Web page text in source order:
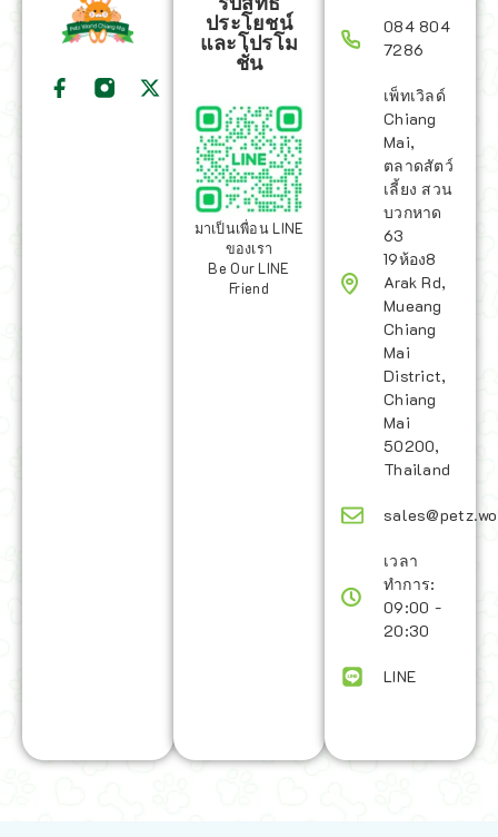
ประโยชน์
และโปรโม
ชั่น
มาเป็นเพื่อน LINE
ของเรา
Be Our LINE
Friend
084 804
7286
เพ็ทเวิลด์
Chiang
Mai,
ตลาดสัตว์
เลี้ยง สวน
บวกหาด
63
19ห้อง8
Arak Rd,
Mueang
Chiang
Mai
District,
Chiang
Mai
50200,
Thailand
เวลา
ทำการ:
09:00 -
20:30
LINE